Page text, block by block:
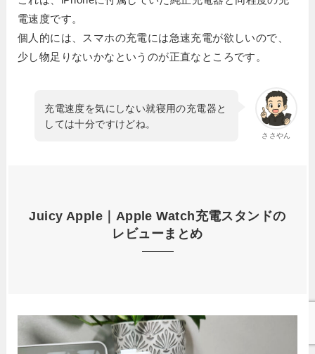
電速度です。
個人的には、スマホの充電には急速充電が欲しいので、
少し物足りないかなというのが正直なところです。
ささやん
充電速度を気にしない就寝用の充電器と
しては十分ですけどね。
Juicy Apple｜ Apple Watch充電スタンドの
レビューまとめ